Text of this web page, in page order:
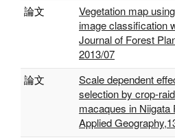
論文
Vegetation map
image classification
Journal of Forest
2013/07
論文
Scale dependent
selection by crop-
macaques in Niigata
Applied